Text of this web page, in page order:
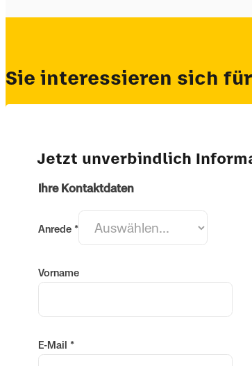
Sie interessieren sich
Jetzt unverbindlich
Ihre Kontaktdaten
Anrede *
Vorname
E-Mail *